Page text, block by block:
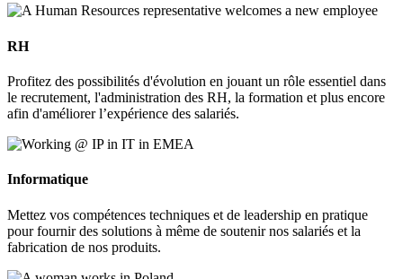
RH
Profitez des possibilités d'évolution en jouant un rôle essentiel dans
le recrutement, l'administration des RH, la formation et plus encore
afin d'améliorer l’expérience des salariés.
Informatique
Mettez vos compétences techniques et de leadership en pratique
pour fournir des solutions à même de soutenir nos salariés et la
fabrication de nos produits.